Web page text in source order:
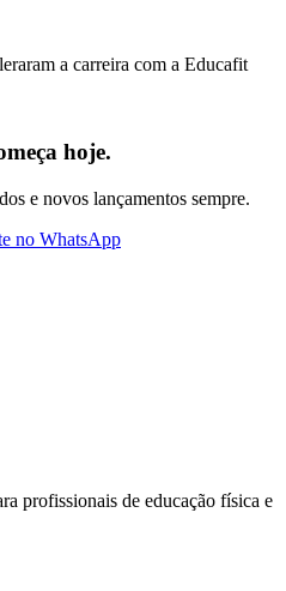
a carreira com a Educafit
hoje.
e novos lançamentos sempre.
no WhatsApp
profissionais de educação física e